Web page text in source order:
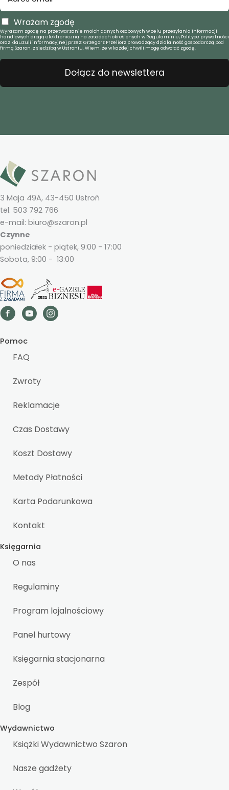
Wrażam zgodę
Wyrażam zgodę na przetwarzanie moich danych osobowych w celu przesyłania informacji
handlowych drogą elektroniczną na zasadach określonych w Regulaminie, Polityce prywatności
oraz klauzuli informacyjnej przez: Grzegorz Przeliorz prowadzący działalność gospodarczą pod
firmą Szaron, z siedzibą w Ustroniu. Wiem, że w każdej chwili mogę odwołać zgodę.
Dołącz do newslettera
3 Maja 49A, 43-450 Ustroń
tel. 503 792 766
e-mail: biuro@szaron.pl
Czynne
poniedziałek - piątek, 9:00 - 17:00
Sobota, 9:00 - 13:00
Pomoc
FAQ
Zwroty
Reklamacje
Czas Dostawy
Koszt Dostawy
Metody Płatności
Karta Podarunkowa
Kontakt
Księgarnia
O nas
Regulaminy
Program lojalnościowy
Panel hurtowy
Księgarnia stacjonarna
Zespół
Blog
Wydawnictwo
Książki Wydawnictwo Szaron
Nasze gadżety